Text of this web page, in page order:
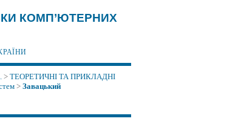
КОМП’ЮТЕРНИХ
>ТЕОРЕТИЧНІ ТА ПРИКЛАДНІ
>Завацький